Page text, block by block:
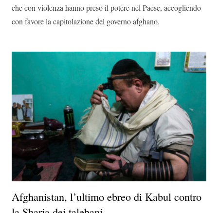
che con violenza hanno preso il potere nel Paese, accogliendo
con favore la capitolazione del governo afghano.
Afghanistan, l’ultimo ebreo di Kabul contro